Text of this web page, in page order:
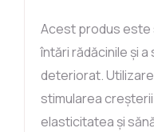
Acest produs este
întări rădăcinile și
deteriorat.
stimularea
elasticitatea și